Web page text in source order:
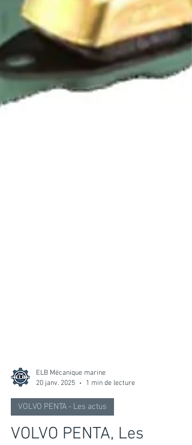
ELB Mécanique marine
20 janv. 2025
1 min de lecture
VOLVO PENTA - Les actus